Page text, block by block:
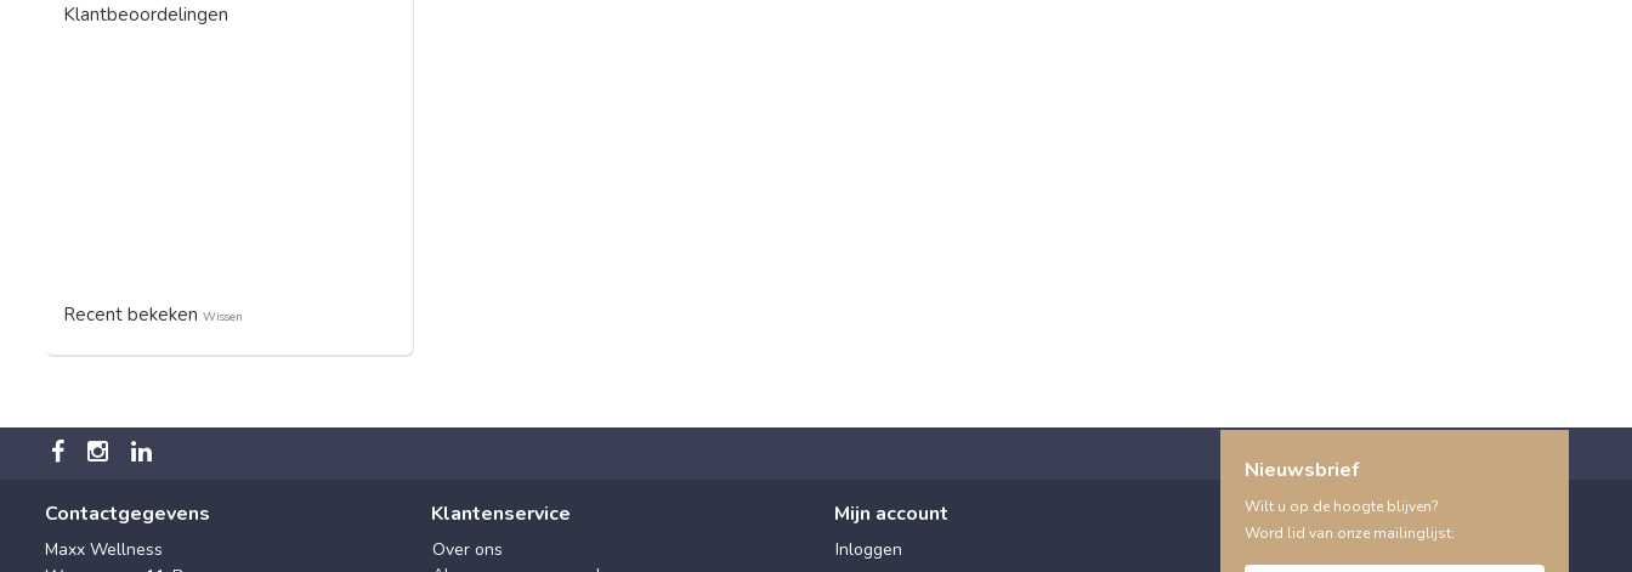
Klantbeoordelingen
Recent bekeken Wissen
Contactgegevens
Maxx Wellness
Klantenservice
Over ons
Mijn account
Inloggen
Nieuwsbrief
Wilt u op de hoogte blijven?
Word lid van onze mailinglijst: